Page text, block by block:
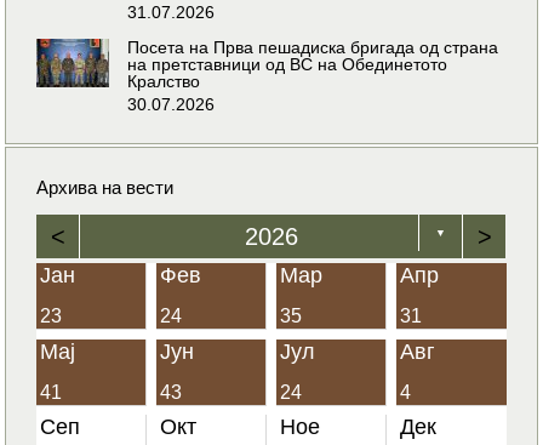
31.07.2026
Посета на Прва пешадиска бригада од страна
на претставници од ВС на Обединетото
Кралство
30.07.2026
Архива на вести
< 2026 ▼ >
Јан
23
Фев
24
Мар
35
Апр
31
Мај
41
Јун
43
Јул
24
Авг
4
Сеп Окт Ное Дек